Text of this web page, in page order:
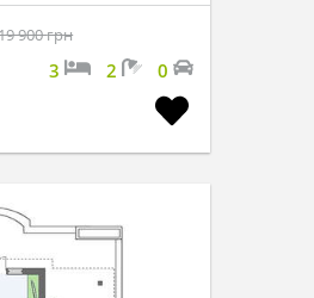
900грн
3 2 0